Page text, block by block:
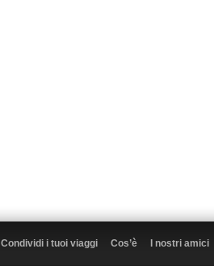
Condividi i tuoi viaggi Cos’è I nostri amici